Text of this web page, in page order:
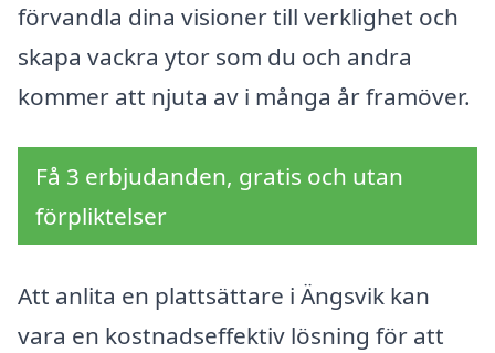
förvandla dina visioner till verklighet och
skapa vackra ytor som du och andra
kommer att njuta av i många år framöver.
Få 3 erbjudanden, gratis och utan
förpliktelser
Att anlita en plattsättare i Ängsvik kan
vara en kostnadseffektiv lösning för att